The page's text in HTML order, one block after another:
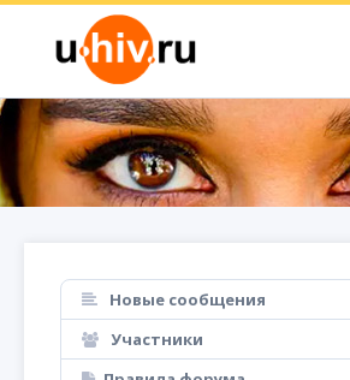
Новые сообщения
Участники